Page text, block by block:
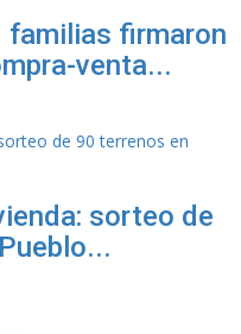
familias firmaron
venta...
sorteo de